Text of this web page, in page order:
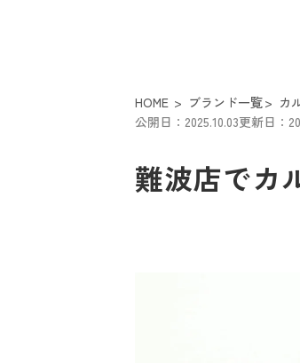
HOME ブランド一覧 カ
公開日：2025.10.03更新日：
難波店でカ